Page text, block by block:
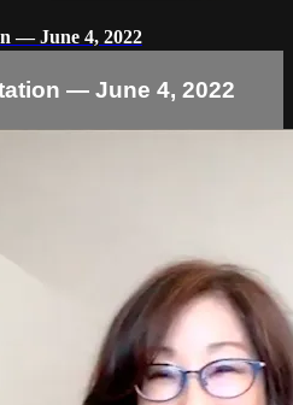
— June 4, 2022
— June 4, 2022